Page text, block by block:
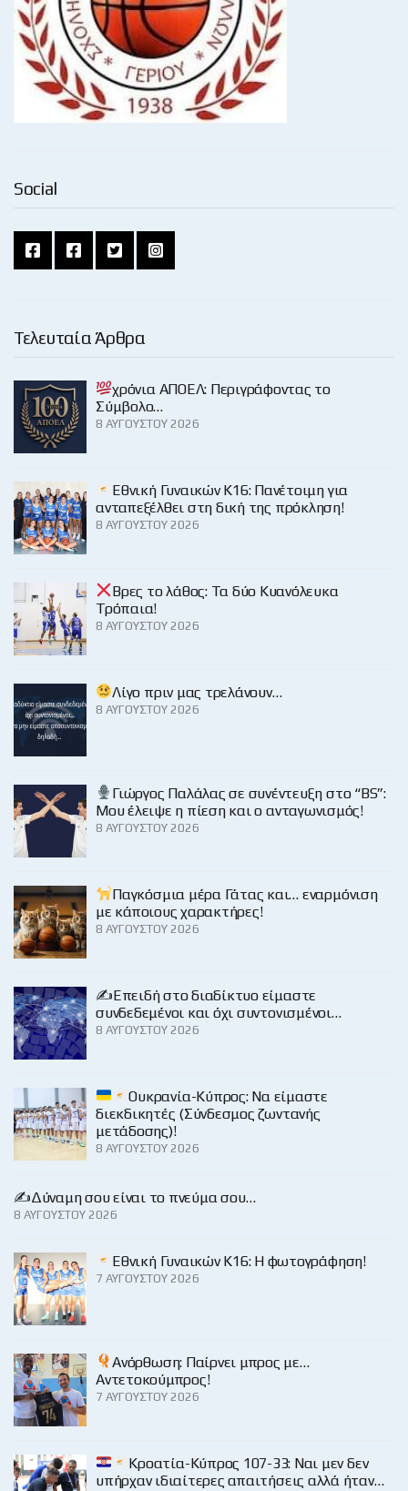
Social
Τελευταία Άρθρα
χρόνια ΑΠΟΕΛ: Περιγράφοντας το
Σύμβολο…
8 ΑΥΓΟΎΣΤΟΥ 2026
Εθνική Γυναικών Κ16: Πανέτοιμη για
ανταπεξέλθει στη δική της πρόκληση!
8 ΑΥΓΟΎΣΤΟΥ 2026
Βρες το λάθος: Τα δύο Κυανόλευκα
Τρόπαια!
8 ΑΥΓΟΎΣΤΟΥ 2026
Λίγο πριν μας τρελάνουν…
8 ΑΥΓΟΎΣΤΟΥ 2026
Γιώργος Παλάλας σε συνέντευξη στο “BS”:
Μου έλειψε η πίεση και ο ανταγωνισμός!
8 ΑΥΓΟΎΣΤΟΥ 2026
Παγκόσμια μέρα Γάτας και… εναρμόνιση
με κάποιους χαρακτήρες!
8 ΑΥΓΟΎΣΤΟΥ 2026
✍️Επειδή στο διαδίκτυο είμαστε
συνδεδεμένοι και όχι συντονισμένοι…
8 ΑΥΓΟΎΣΤΟΥ 2026
Ουκρανία-Κύπρος: Να είμαστε
διεκδικητές (Σύνδεσμος ζωντανής
μετάδοσης)!
8 ΑΥΓΟΎΣΤΟΥ 2026
✍️Δύναμη σου είναι το πνεύμα σου…
8 ΑΥΓΟΎΣΤΟΥ 2026
Εθνική Γυναικών Κ16: Η φωτογράφηση!
7 ΑΥΓΟΎΣΤΟΥ 2026
Ανόρθωση: Παίρνει μπρος με…
Αντετοκούμπρος!
7 ΑΥΓΟΎΣΤΟΥ 2026
Κροατία-Κύπρος 107-33: Ναι μεν δεν
υπήρχαν ιδιαίτερες απαιτήσεις αλλά ήταν…